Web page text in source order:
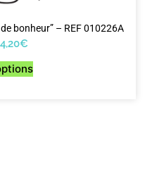
bonheur” – REF 010226A
€